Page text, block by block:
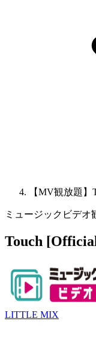
【MV観放題】
ミュージックビデオ
Touch
LITTLE MIX